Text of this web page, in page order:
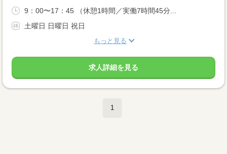
9：00〜17：45 （休憩1時間／実働7時間45分...
土曜日 日曜日 祝日
もっと見る
求人詳細を見る
1